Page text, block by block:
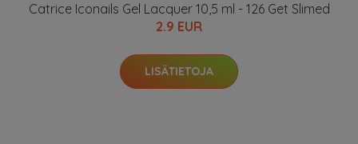
Catrice Iconails Gel Lacquer 10,5 ml - 126 Get Slimed
2.9 EUR
LISÄTIETOJA